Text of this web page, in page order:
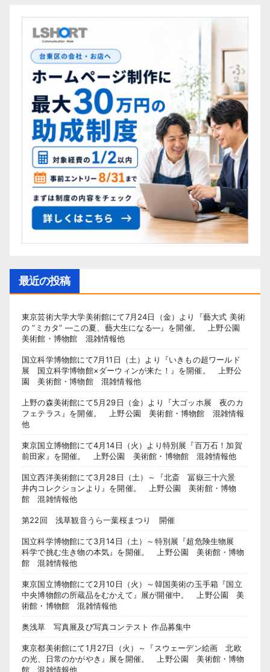
り
最近の投稿
東京芸術大学大学美術館にて7月24日（金）より『藝大式 美術
の “ミカタ” ―この夏、藝大生になる―』を開催。 上野公園
美術館・博物館 混雑情報他
国立科学博物館にて7月11日（土）より『いきもの超ワールド
展 国立科学博物館×ダーウィンが来た！』を開催。 上野公
園 美術館・博物館 混雑情報他
上野の森美術館にて5月29日（金）より『大ゴッホ展 夜のカ
フェテラス』を開催。 上野公園 美術館・博物館 混雑情報
他
東京国立博物館にて4月14日（火）より特別展『百万石！加賀
前田家』を開催。 上野公園 美術館・博物館 混雑情報他
国立西洋美術館にて3月28日（土）～『北斎 冨嶽三十六景
井内コレクションより』を開催。 上野公園 美術館・博物
館 混雑情報他
第22回 浅草観音うら一葉桜まつり 開催
国立科学博物館にて3月14日（土）～特別展『超危険生物展
科学で挑む生き物の本気』を開催。 上野公園 美術館・博物
館 混雑情報他
東京国立博物館にて2月10日（火）～韓国美術の玉手箱『国立
中央博物館の所蔵品をむかえて』展が開催中。 上野公園 美
術館・博物館 混雑情報他
奥浅草 写真展及び写真コンテスト 作品募集中
東京都美術館にて1月27日（火）～『スウェーデン絵画 北欧
の光、日常のかがやき』展を開催。 上野公園 美術館・博物
館 混雑情報他